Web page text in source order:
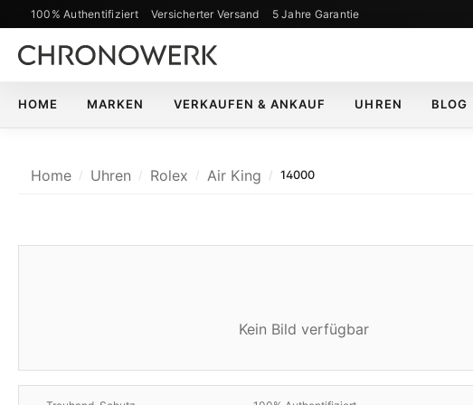
Hauptinhalt springen
Zur Suche springen
Zur Hauptnavigation springen
100% Authentifiziert Versicherter Versand 5 Jahre Garantie
HOME MARKEN VERKAUFEN & ANKAUF UHREN BLOG
Home Uhren Rolex Air King 14000
Kein Bild verfügbar